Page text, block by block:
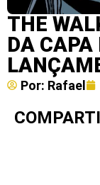
THE
DA CAPA
Por: Rafael